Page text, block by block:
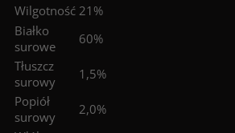
Wilgotność 21%
Białko
surowe
60%
Tłuszcz
surowy
1,5%
Popiół
surowy
2,0%